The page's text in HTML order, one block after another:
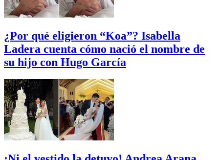
¿Por qué eligieron “Koa”? Isabella
Ladera cuenta cómo nació el nombre de
su hijo con Hugo García